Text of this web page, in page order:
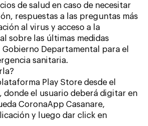
de salud en caso de necesitar
respuestas a las preguntas más
al virus y acceso a la
sobre las últimas medidas
Departamental para el
sanitaria.
Play Store desde el
donde el usuario deberá digitar en
CoronaApp Casanare,
y luego dar click en